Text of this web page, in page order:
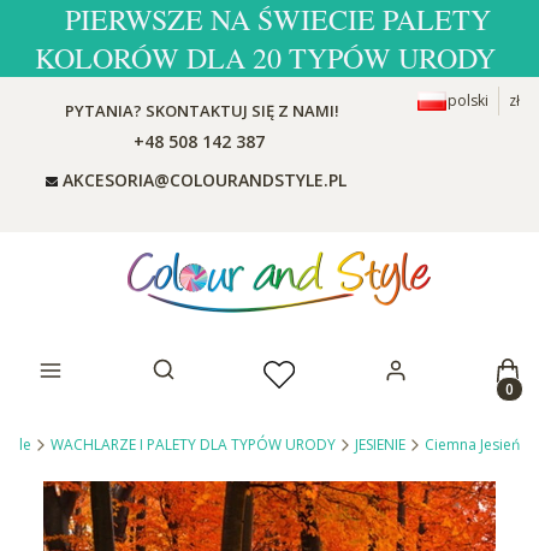
PIERWSZE NA ŚWIECIE PALETY
KOLORÓW DLA 20 TYPÓW URODY
PYTANIA? SKONTAKTUJ SIĘ Z NAMI!
+48 508 142 387
AKCESORIA@COLOURANDSTYLE.PL
polski zł
Otwórz wyszukiwarkę
WACHLARZE I PALETY DLA TYPÓW URODY JESIENIE Ciemna Jesień